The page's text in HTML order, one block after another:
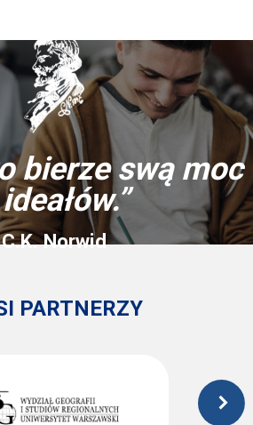
bierze swą moc
C.K. Norwid
PARTNERZY